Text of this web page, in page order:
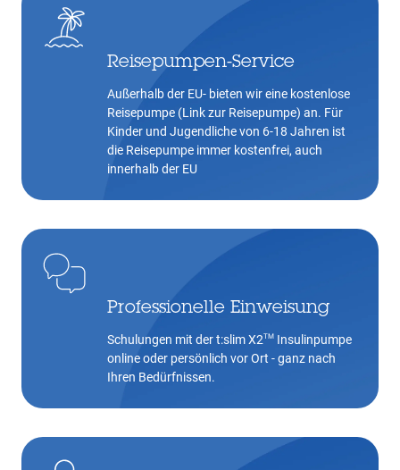
Reisepumpen-Service
Außerhalb der EU- bieten wir eine kostenlose
Reisepumpe (Link zur Reisepumpe) an. Für
Kinder und Jugendliche von 6-18 Jahren ist
die Reisepumpe immer kostenfrei, auch
innerhalb der EU
Professionelle Einweisung
Schulungen mit der t:slim X2TM Insulinpumpe
online oder persönlich vor Ort - ganz nach
Ihren Bedürfnissen.